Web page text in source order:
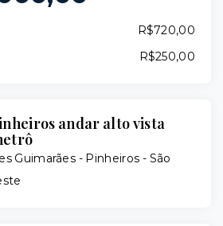
R$720,00
R$250,00
andar alto vista
Guimarães - Pinheiros - São